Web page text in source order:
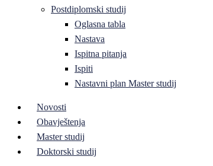
Postdiplomski studij
Oglasna tabla
Nastava
Ispitna pitanja
Ispiti
Nastavni plan Master studij
Novosti
Obavještenja
Master studij
Doktorski studij